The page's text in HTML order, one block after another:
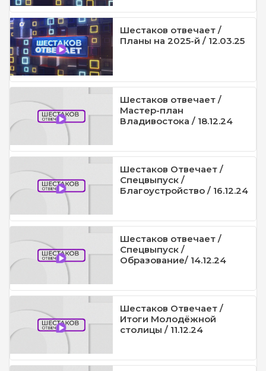
Шестаков отвечает /
Планы на 2025-й / 12.03.25
Шестаков отвечает /
Мастер-план
Владивостока / 18.12.24
Шестаков Отвечает /
Спецвыпуск /
Благоустройство / 16.12.24
Шестаков отвечает /
Спецвыпуск /
Образование/ 14.12.24
Шестаков Отвечает /
Итоги Молодёжной
столицы / 11.12.24